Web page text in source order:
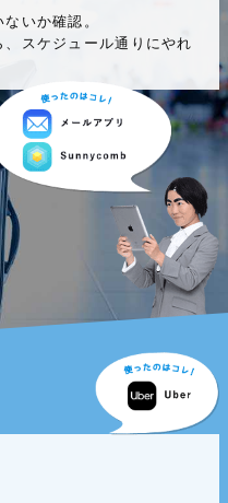
いか確認。
スケジュール通りにやれ